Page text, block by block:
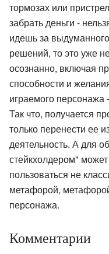
тормозах или
забрать деньги -
идешь за
решений, то это уже
осознанно, включая
способности и
играемого персонажа
Так что, получается
только перенести ее
деятельность. А для
стейкхолдером"
пользоваться не
метафорой,
персонажа.
Комментарии